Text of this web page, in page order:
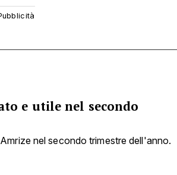
e utile nel secondo
nel secondo trimestre dell'anno.